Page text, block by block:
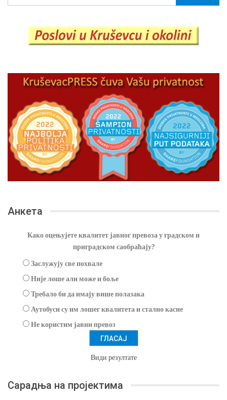
Анкета
Како оцењујете квалитет јавног превоза у градском и
приградском саобраћају?
Заслужују све похвале
Није лоше али може и боље
Требало би да имају више полазака
Аутобуси су им лошег квалитета и стално касне
Не користим јавни превоз
Види резултате
Сарадња на пројектима